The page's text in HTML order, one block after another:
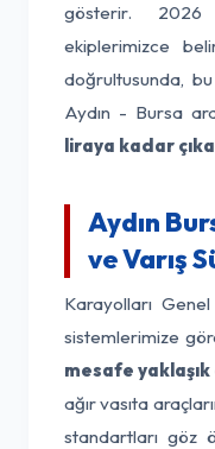
gösterir. 2026
ekiplerimizce
doğrultusunda, bu
Aydın - Bursa
liraya kadar
Aydın
ve Varış
Karayolları
sistemlerimize
mesafe
ağır vasıta
standartları göz